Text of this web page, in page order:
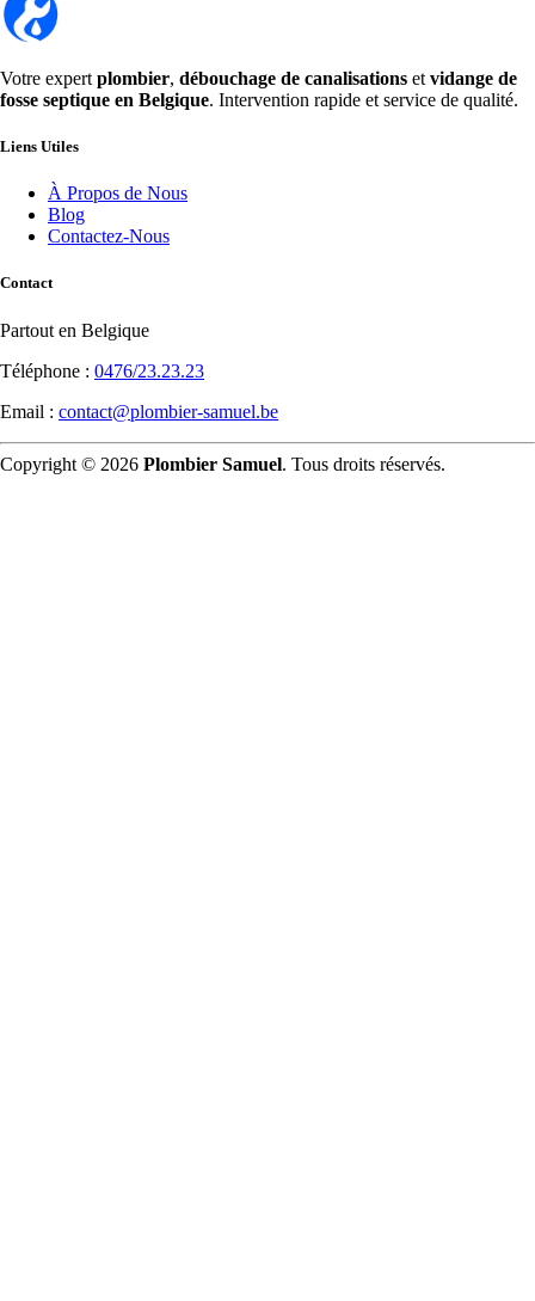
Votre expert plombier, débouchage de canalisations et vidange de
fosse septique en Belgique. Intervention rapide et service de qualité.
Liens Utiles
À Propos de Nous
Blog
Contactez-Nous
Contact
Partout en Belgique
Téléphone : 0476/23.23.23
Email : contact@plombier-samuel.be
Copyright © 2026 Plombier Samuel. Tous droits réservés.